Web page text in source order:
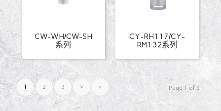
CW-WH/CW-SH
系列
CY-RH117/CY-
RM132系列
Page 1 of 9
1 2 3 › »